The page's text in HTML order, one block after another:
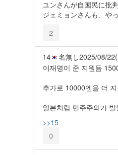
ユンさんが自国民に批
ジェミョンさんも、や
2
14 名無し2025/08/
이재명이 준 지원듬
추가로 10000엔을 더
일본처럼 민주주의가
>>15
0